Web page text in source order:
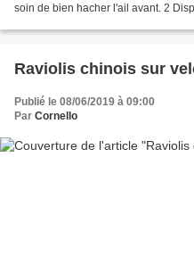
soin de bien hacher l'ail avant. 2
Raviolis chinois sur
Publié le 08/06/2019 à 09:00
Par Cornello